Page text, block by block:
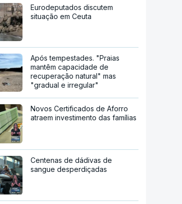
Eurodeputados discutem
situação em Ceuta
Após tempestades. "Praias
mantêm capacidade de
recuperação natural" mas
"gradual e irregular"
Novos Certificados de Aforro
atraem investimento das famílias
Centenas de dádivas de
sangue desperdiçadas